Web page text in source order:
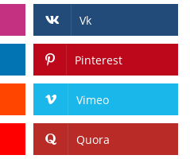
Vk
Pinterest
Vimeo
Quora